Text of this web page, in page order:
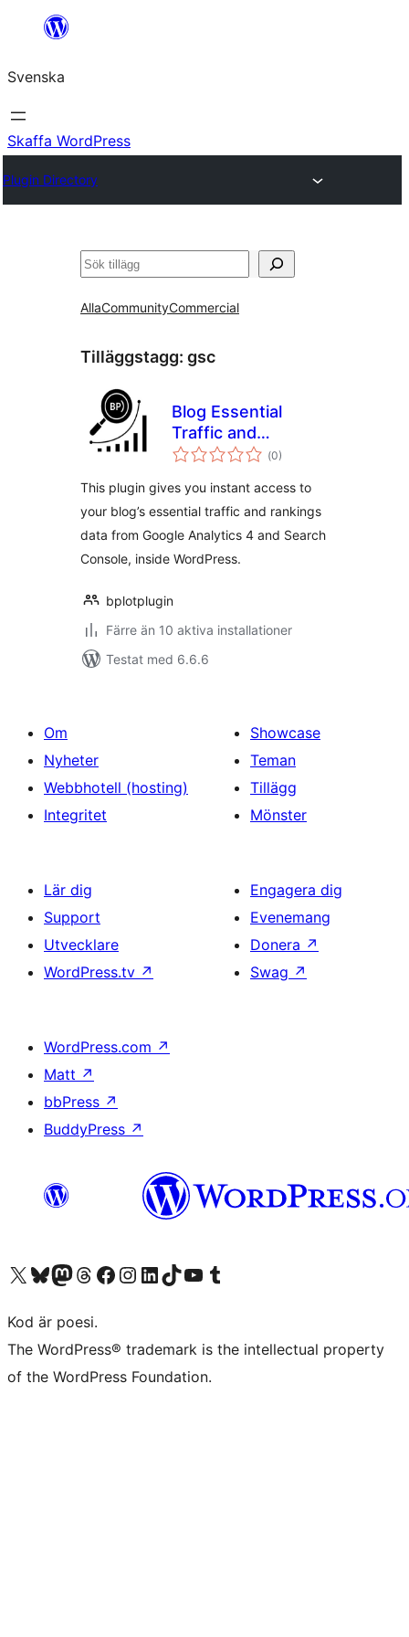
Hoppa
innehåll
Svenska
Skaffa WordPress
Plugin Directory
Sök
AllaCommunityCommercial
Tilläggstagg: gsc
Blog Essential
Traffic and
Rankings from
(Totalt
antal
0)
This plugin gives you instant access to
your blog’s essential traffic and rankings
data from Google Analytics 4 and Search
Console, inside WordPress.
bplotplugin
Färre än 10 aktiva installationer
Testat med 6.6.6
Om
Nyheter
Webbhotell (hosting)
Integritet
Showcase
Teman
Tillägg
Mönster
Lär dig
Support
Utvecklare
WordPress.tv ↗
Engagera dig
Evenemang
Donera ↗
Swag ↗
WordPress.com ↗
Matt ↗
bbPress ↗
BuddyPress ↗
Besök vår X-konto (f.d. Twitter)
Besök vårt Bluesky-konto
Besök vårt Mastodon-konto
Besök vårt Thread-konto
Besök vår Facebook-sidaBesök vårt Instagram-konto
Besök vårt LinkedIn-konto
Besök vårt TikTok-konto
Besök vår YouTube-kanalBesök vårt Tumblr-konto
Kod är poesi.
The WordPress® trademark is the intellectual property
of the WordPress Foundation.